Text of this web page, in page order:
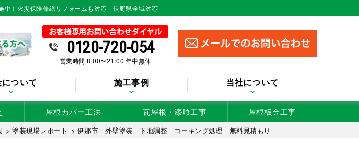
中！火災保険修繕リフォームも対応 長野県全域対応
0120-720-054
営業時間 8:00〜21:00 年中無休
ついて 施工事例 当社について
屋根カバー工法 瓦屋根・漆喰工事 屋根板金工事
> 塗装現場レポート >伊那市 外壁塗装 下地調整 コーキング処理 無料見積もり